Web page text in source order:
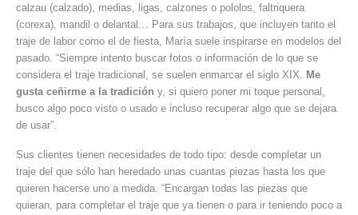
calzau (calzado), medias, ligas, calzones o pololos, faltriquera
(corexa), mandil o delantal… Para sus trabajos, que incluyen tanto el
traje de labor como el de fiesta, María suele inspirarse en modelos del
pasado. “Siempre intento buscar fotos o información de lo que se
considera el traje tradicional, se suelen enmarcar el siglo XIX. Me
gusta ceñirme a la tradición y, si quiero poner mi toque personal,
busco algo poco visto o usado e incluso recuperar algo que se dejara
de usar”.
Sus clientes tienen necesidades de todo tipo: desde completar un
traje del que sólo han heredado unas cuantas piezas hasta los que
quieren hacerse uno a medida. “Encargan todas las piezas que
quieran, para completar el traje que ya tienen o para ir teniendo poco a